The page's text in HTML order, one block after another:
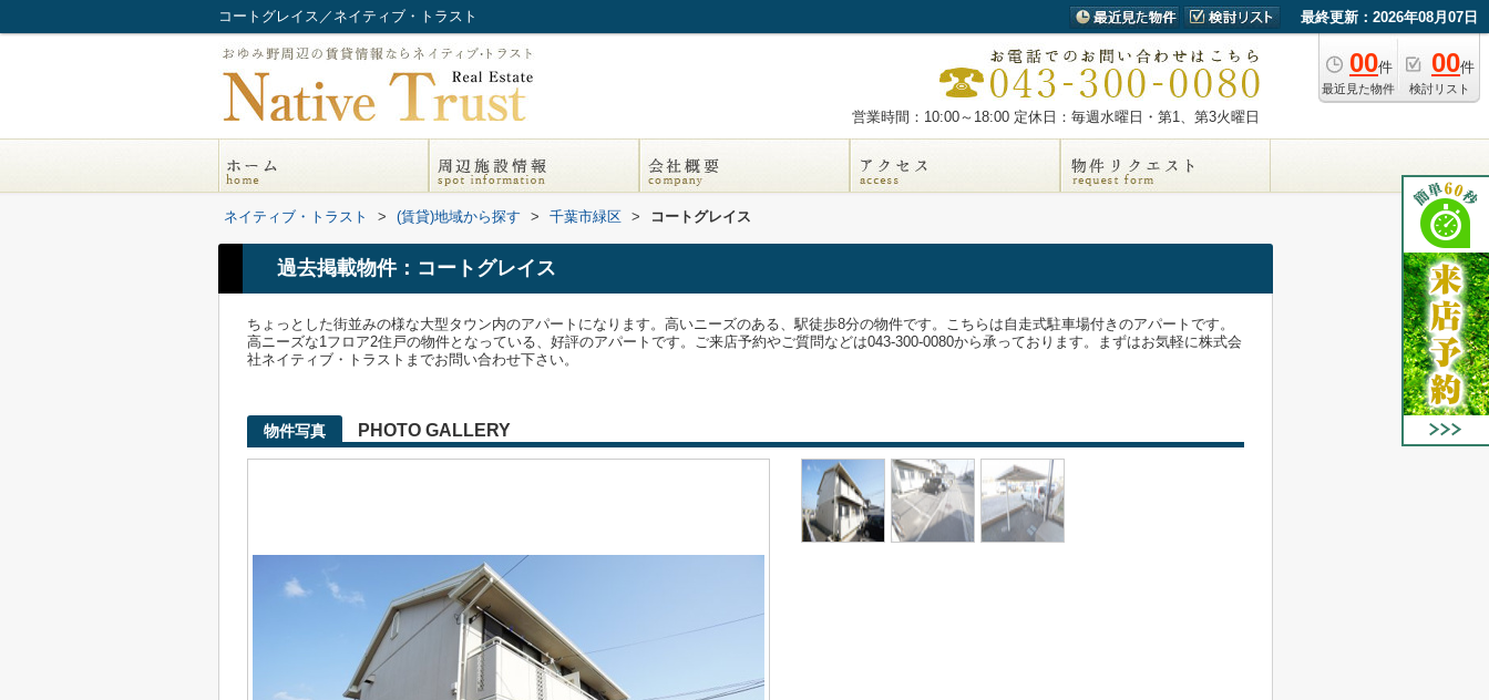
コートグレイス／ネイティブ・トラスト 最終更新：2026年08月07日
00件
最近見た物件
00件
検討リスト
営業時間：10:00～18:00 定休日：毎週水曜日・第1、第3火曜日
ネイティブ・トラスト > (賃貸)地域から探す > 千葉市緑区 > コートグレイス
過去掲載物件：コートグレイス
ちょっとした街並みの様な大型タウン内のアパートになります。高いニーズのある、駅徒歩8分の物件です。こちらは自走式駐車場付きのアパートです。
高ニーズな1フロア2住戸の物件となっている、好評のアパートです。ご来店予約やご質問などは043-300-0080から承っております。まずはお気軽に株式会
社ネイティブ・トラストまでお問い合わせ下さい。
物件写真 PHOTO GALLERY